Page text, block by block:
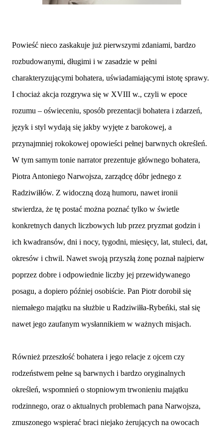
Powieść nieco zaskakuje już pierwszymi zdaniami, bardzo
rozbudowanymi, długimi i w zasadzie w pełni
charakteryzującymi bohatera, uświadamiającymi istotę sprawy.
I chociaż akcja rozgrywa się w XVIII w., czyli w epoce
rozumu – oświeceniu, sposób prezentacji bohatera i zdarzeń,
język i styl wydają się jakby wyjęte z barokowej, a
przynajmniej rokokowej opowieści pełnej barwnych określeń.
W tym samym tonie narrator prezentuje głównego bohatera,
Piotra Antoniego Narwojsza, zarządcę dóbr jednego z
Radziwiłłów. Z widoczną dozą humoru, nawet ironii
stwierdza, że tę postać można poznać tylko w świetle
konkretnych danych liczbowych lub przez pryzmat godzin i
ich kwadransów, dni i nocy, tygodni, miesięcy, lat, stuleci, dat,
okresów i chwil. Nawet swoją przyszłą żonę poznał najpierw
poprzez dobre i odpowiednie liczby jej przewidywanego
posagu, a dopiero później osobiście. Pan Piotr dorobił się
niemałego majątku na służbie u Radziwiłła-Rybeńki, stał się
nawet jego zaufanym wysłannikiem w ważnych misjach.
Również przeszłość bohatera i jego relacje z ojcem czy
rodzeństwem pełne są barwnych i bardzo oryginalnych
określeń, wspomnień o stopniowym trwonieniu majątku
rodzinnego, oraz o aktualnych problemach pana Narwojsza,
zmuszonego wspierać braci niejako żerujących na owocach